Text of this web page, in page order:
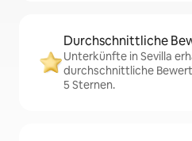
Durchschnittliche
Unterkünfte in Sevilla
durchschnittliche
5 Sternen.